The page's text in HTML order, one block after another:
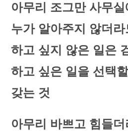
아무리 조그만 사무
누가 알아주지 않더라
하고 싶지 않은 일은
하고 싶은 일을 선택
갖는 것
아무리 바쁘고 힘들더